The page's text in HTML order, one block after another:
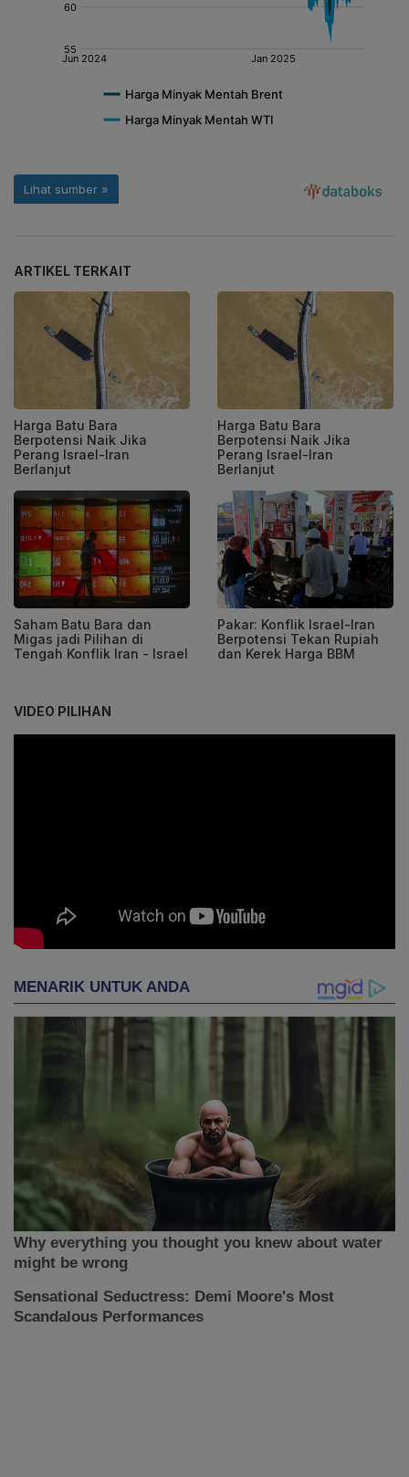
ARTIKEL TERKAIT
Harga Batu Bara
Berpotensi Naik Jika
Perang Israel-Iran
Berlanjut
Harga Batu Bara
Berpotensi Naik Jika
Perang Israel-Iran
Berlanjut
Saham Batu Bara dan
Migas jadi Pilihan di
Tengah Konflik Iran - Israel
Pakar: Konflik Israel-Iran
Berpotensi Tekan Rupiah
dan Kerek Harga BBM
VIDEO PILIHAN